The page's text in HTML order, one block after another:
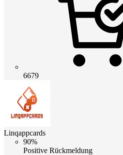
6679
Linqappcards
90%
Positive Rückmeldung